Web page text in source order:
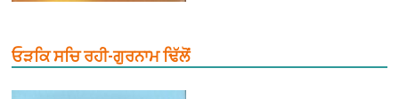
ਓੜਕਿ ਸਚਿ ਰਹੀ-ਗੁਰਨਾਮ ਢਿੱਲੋਂ